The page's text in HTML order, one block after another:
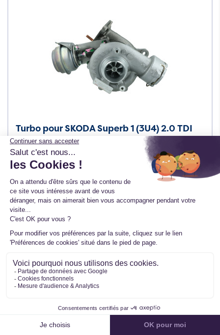
Filtrer
Turbo pour SKODA Superb 1 (3U4) 2.0 TDI
140 CV 717858-5009S
Ref. 717858-5009S
188,00 €HT 225,60 € TTC
En stock